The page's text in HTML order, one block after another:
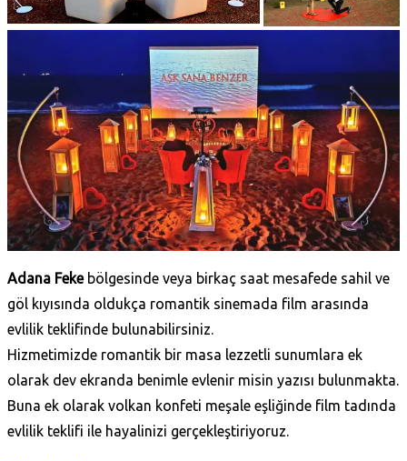
Adana Fekebölgesinde veya birkaç saat mesafede sahil ve
göl kıyısında oldukça romantik sinemada film arasında
evlilik teklifinde bulunabilirsiniz.
Hizmetimizde romantik bir masa lezzetli sunumlara ek
olarak dev ekranda benimle evlenir misin yazısı bulunmakta.
Buna ek olarak volkan konfeti meşale eşliğinde film tadında
evlilik teklifi ile hayalinizi gerçekleştiriyoruz.